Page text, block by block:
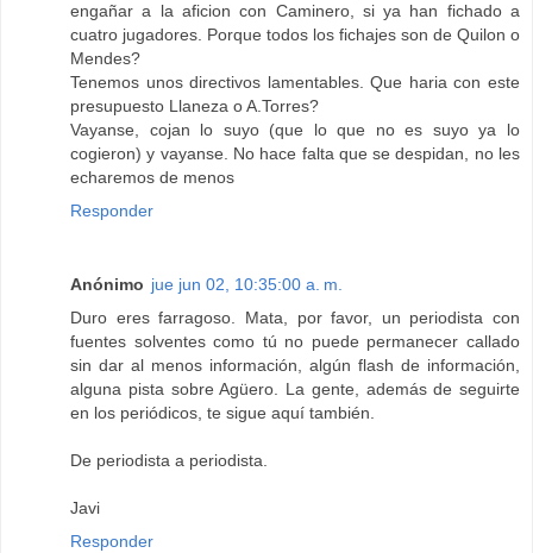
engañar a la aficion con Caminero, si ya han fichado a
cuatro jugadores. Porque todos los fichajes son de Quilon o
Mendes?
Tenemos unos directivos lamentables. Que haria con este
presupuesto Llaneza o A.Torres?
Vayanse, cojan lo suyo (que lo que no es suyo ya lo
cogieron) y vayanse. No hace falta que se despidan, no les
echaremos de menos
Responder
Anónimo jue jun 02, 10:35:00 a. m.
Duro eres farragoso. Mata, por favor, un periodista con
fuentes solventes como tú no puede permanecer callado
sin dar al menos información, algún flash de información,
alguna pista sobre Agüero. La gente, además de seguirte
en los periódicos, te sigue aquí también.
De periodista a periodista.
Javi
Responder